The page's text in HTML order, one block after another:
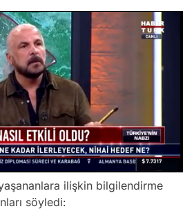
ilişkin bilgilendirme
söyledi: